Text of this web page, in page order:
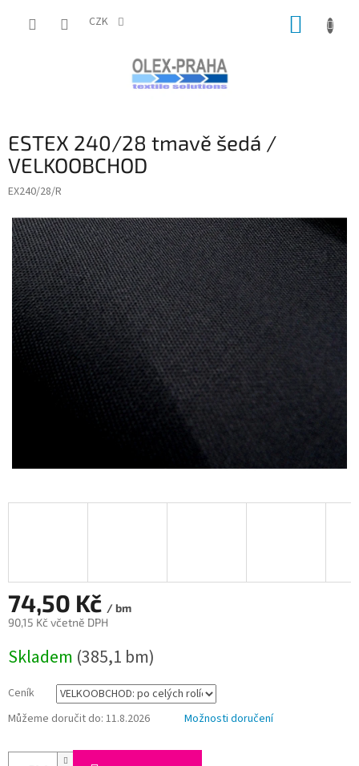
CZK
ESTEX 240/28 tmavě šedá /
VELKOOBCHOD
EX240/28/R
74,50 Kč / bm
90,15 Kč včetně DPH
cena:
Skladem (385,1 bm)
Ceník
Můžeme doručit do: 11.8.2026 Možnosti doručení